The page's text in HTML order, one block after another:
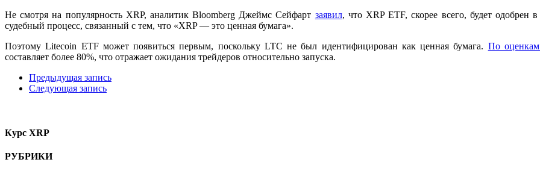
Не смотря на популярность XRP, аналитик Bloomberg Джеймс Сейфарт заявил, что XRP ETF, скорее всего, будет
судебный процесс, связанный с тем, что «XRP — это ценная бумага».
Поэтому Litecoin ETF может появиться первым, поскольку LTC не был идентифицирован как ценная бумага. По
составляет более 80%, что отражает ожидания трейдеров относительно запуска.
Предыдущая запись
Следующая запись
Курс XRP
РУБРИКИ